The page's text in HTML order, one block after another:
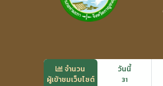
จำนวน
ผู้เข้าชมเว็บไซต์
วันนี้
31